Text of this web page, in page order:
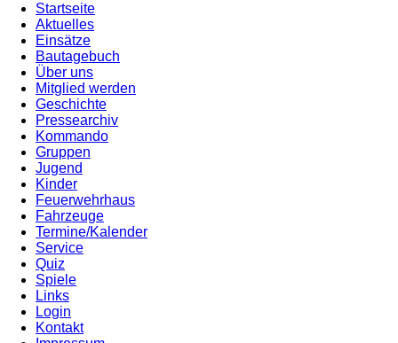
Startseite
Aktuelles
Einsätze
Bautagebuch
Über uns
Mitglied werden
Geschichte
Pressearchiv
Kommando
Gruppen
Jugend
Kinder
Feuerwehrhaus
Fahrzeuge
Termine/Kalender
Service
Quiz
Spiele
Links
Login
Kontakt